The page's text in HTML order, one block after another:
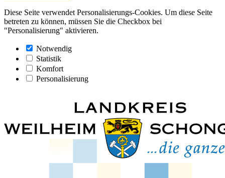
Diese Seite verwendet Personalisierungs-Cookies. Um diese Seite
betreten zu können, müssen Sie die Checkbox bei
"Personalisierung" aktivieren.
Notwendig
Statistik
Komfort
Personalisierung